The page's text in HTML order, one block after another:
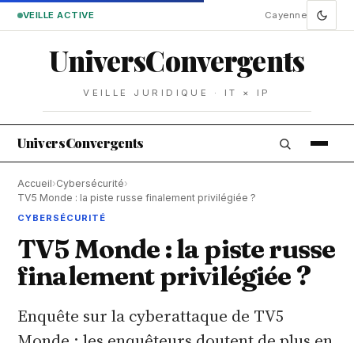
VEILLE ACTIVE Cayenne
UniversConvergents
VEILLE JURIDIQUE · IT × IP
UniversConvergents
Accueil›Cybersécurité›
TV5 Monde : la piste russe finalement privilégiée ?
CYBERSÉCURITÉ
TV5 Monde : la piste russe
finalement privilégiée ?
Enquête sur la cyberattaque de TV5